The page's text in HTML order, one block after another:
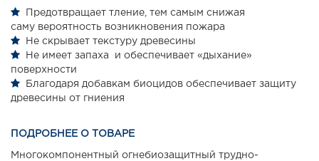
Предотвращает тление, тем самым снижая
саму вероятность возникновения пожара
Не скрывает текстуру древесины
Не имеет запаха и обеспечивает «дыхание»
поверхности
Благодаря добавкам биоцидов обеспечивает защиту
древесины от гниения
ПОДРОБНЕЕ О ТОВАРЕ
Многокомпонентный огнебиозащитный трудно-